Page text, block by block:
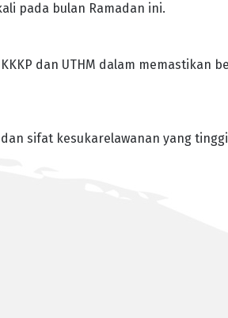
pada bulan Ramadan ini.
dan UTHM dalam memastikan
sifat kesukarelawanan yang